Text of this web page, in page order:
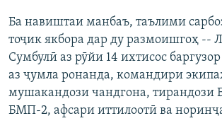
Ба навиштаи манбаъ, таълими
тоҷик якбора дар ду размоишгоҳ --
Сумбулӣ аз рӯйи 14 ихтисос
аз ҷумла ронанда, командири
мушакандози чандгона, тирандози
БМП-2, афсари иттилоотӣ ва